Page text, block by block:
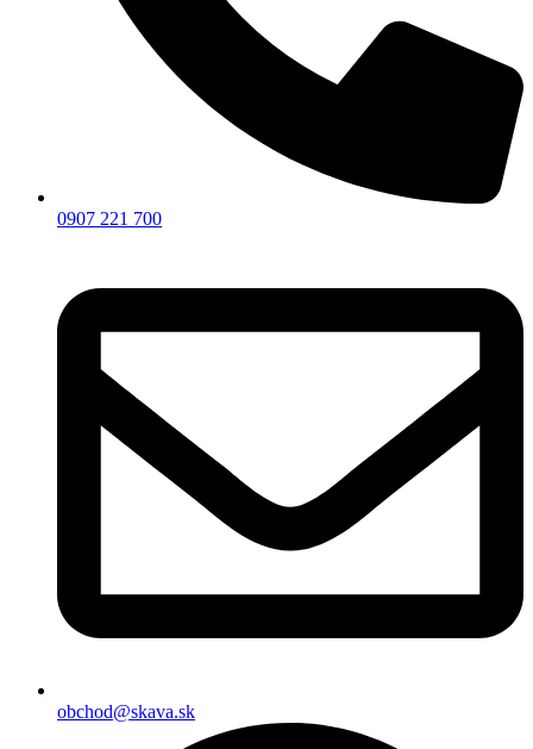
0907 221 700
obchod@skava.sk